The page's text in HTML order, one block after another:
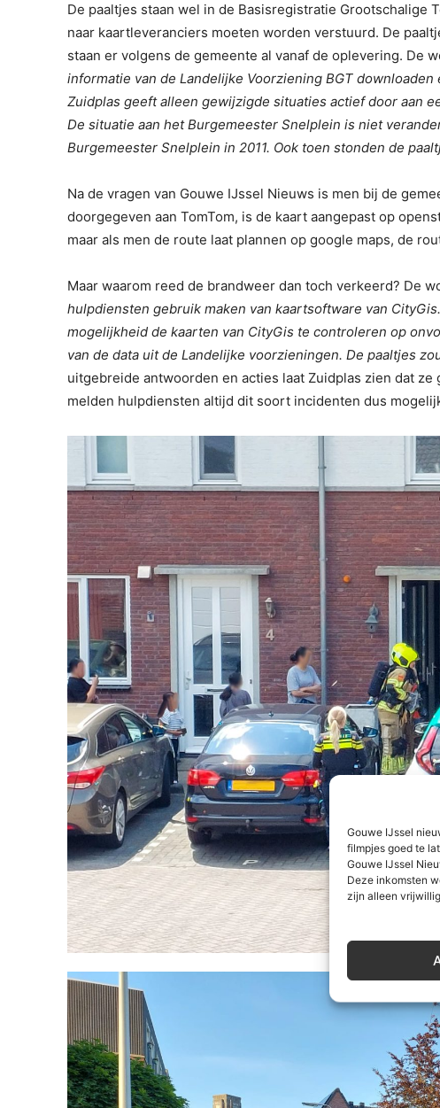
Gouwe IJssel
filmpjes goed te
Gouwe IJssel
Deze inkomsten
zijn alleen
De paaltjes staan wel in de Basisregistratie Grootschalige
naar kaartleveranciers moeten worden verstuurd. De
staan er volgens de gemeente al vanaf de oplevering. De
informatie van de Landelijke Voorziening BGT
Zuidplas geeft alleen gewijzigde situaties actief door aan
De situatie aan het Burgemeester Snelplein is niet
Burgemeester Snelplein in 2011. Ook toen stonden de
Na de vragen van Gouwe IJssel Nieuws is men bij de
doorgegeven aan TomTom, is de kaart aangepast op
maar als men de route laat plannen op google maps, de
Maar waarom reed de brandweer dan toch verkeerd? De
hulpdiensten gebruik maken van kaartsoftware van
mogelijkheid de kaarten van CityGis te controleren op
van de data uit de Landelijke voorzieningen. De paaltjes
uitgebreide antwoorden en acties laat Zuidplas zien dat
melden hulpdiensten altijd dit soort incidenten dus